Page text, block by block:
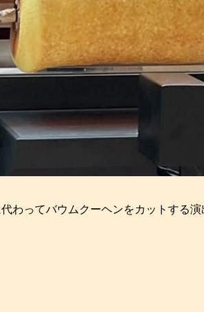
わってバウムクーヘンをカットする